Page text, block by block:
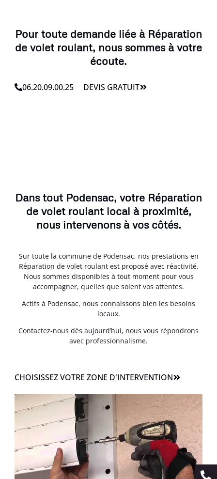
Pour toute demande liée à Réparation
de volet roulant, nous sommes à votre
écoute.
06.20.09.00.25 DEVIS GRATUIT
Dans tout Podensac, votre Réparation
de volet roulant local à proximité,
nous intervenons à vos côtés.
Sur toute la commune de Podensac, nos prestations en
Réparation de volet roulant est proposé avec réactivité.
Nous sommes disponibles à tout moment pour vous
accompagner, quelles que soient vos attentes.
Actifs à Podensac, nous connaissons bien les besoins
locaux.
Contactez-nous dès aujourd’hui, nous vous répondrons
avec professionnalisme.
CHOISISSEZ VOTRE ZONE D'INTERVENTION